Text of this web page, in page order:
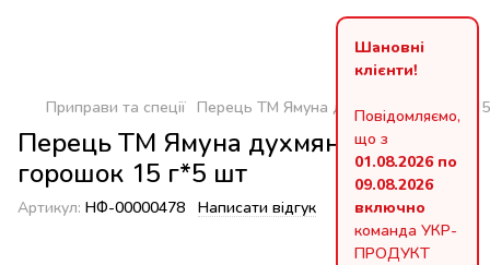
Шановні
клієнти!
Повідомляємо,
що з
01.08.2026 по
09.08.2026
включно
команда УКР-
ПРОДУКТ
Приправи та спеції Перець ТМ Ямуна духмяний горошок
Перець ТМ Ямуна духмяний
горошок 15 г*5 шт
Артикул: НФ-00000478 Написати відгук